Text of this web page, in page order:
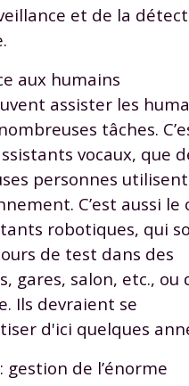
et de la
aux humains
assister les
tâches.
vocaux, que
personnes
C’est aussi le
robotiques, qui
de test dans des
gares, salon, etc., ou
Ils devraient se
d'ici quelques
gestion de l’énorme
programme scolaire du
expérimentés
par tchat, audio ou
GRATUITEMENT
sera envoyé à cette adresse e-
e-mail, vous consentez à ce que vos
personnel soient traitées par
afin que SEJER puisse vous
de soutien scolaire pendant 24h.
droits, vous pouvez consulter